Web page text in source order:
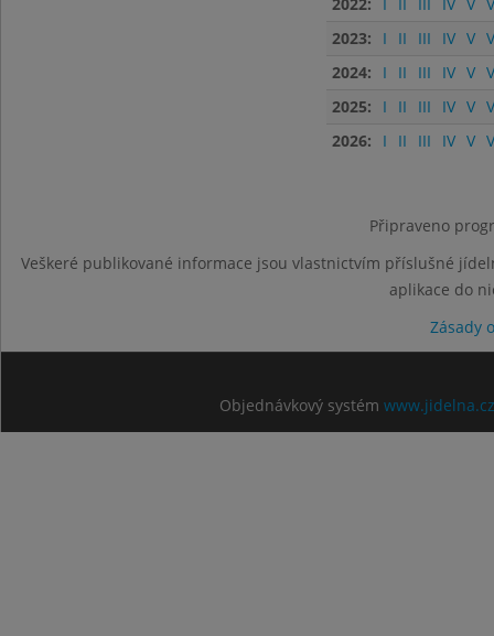
2023:
I II III IV V
2024:
I II III IV V
2025:
I II III IV V
2026:
I II III IV V
Připraveno
Veškeré publikované informace jsou vlastnictvím příslušné
aplikace do
Zásady
Objednávkový systém www.jidelna.cz